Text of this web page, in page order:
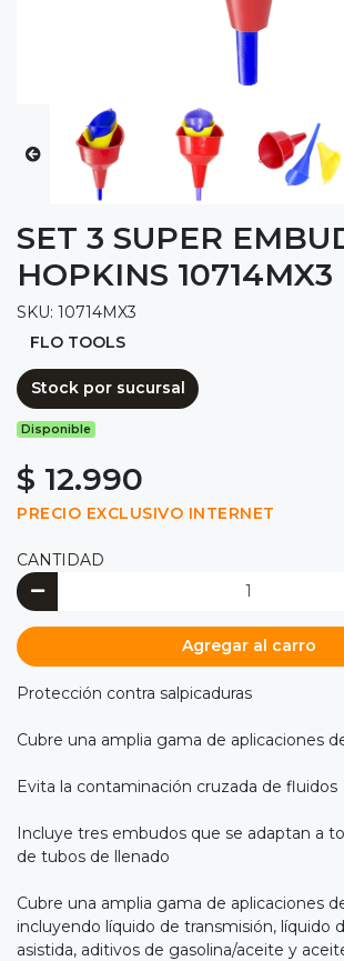
SET 3 SUPER
HOPKINS 10714MX3
SKU: 10714MX3
FLO TOOLS
Stock por sucursal
Disponible
$ 12.990
PRECIO EXCLUSIVO INTERNET
CANTIDAD
Agregar al carro
Protección contra salpicaduras
Cubre una amplia gama de aplicaciones
Evita la contaminación cruzada de fluidos
Incluye tres embudos que se adaptan a
de tubos de llenado
Cubre una amplia gama de aplicaciones
incluyendo líquido de transmisión, líquido
asistida, aditivos de gasolina/aceite y